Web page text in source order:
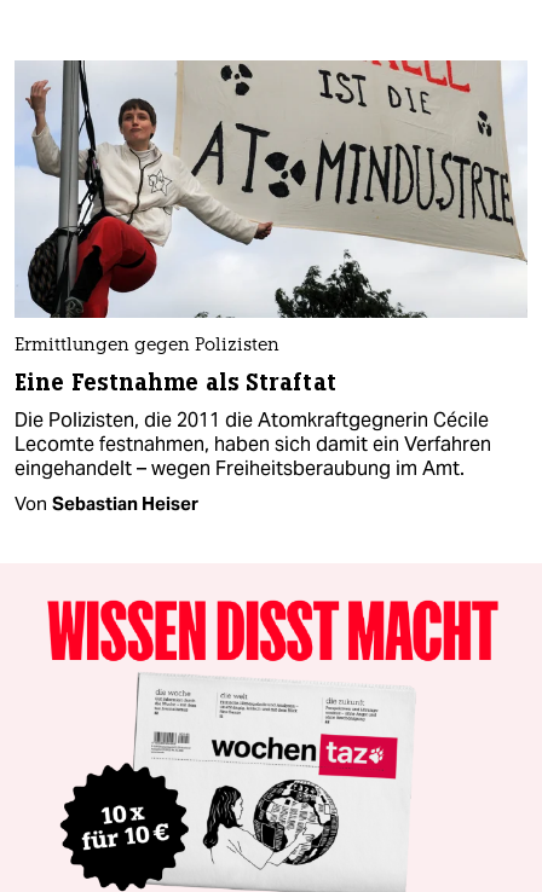
Ermittlungen gegen Polizisten
Eine Festnahme als Straftat
Die Polizisten, die 2011 die Atomkraftgegnerin Cécile
Lecomte festnahmen, haben sich damit ein Verfahren
eingehandelt – wegen Freiheitsberaubung im Amt.
Von Sebastian Heiser